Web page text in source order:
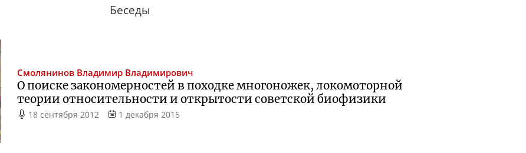
Беседы
Смолянинов Владимир Владимирович
О поиске закономерностей в походке многоножек, локомоторной
теории относительности и открытости советской биофизики
18 сентября 2012 1 декабря 2015